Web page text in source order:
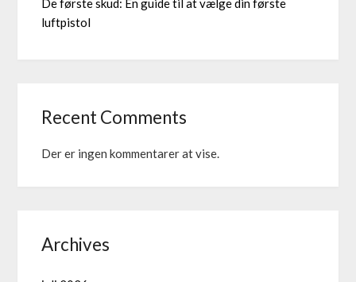
De første skud: En guide til at vælge din første
luftpistol
Recent Comments
Der er ingen kommentarer at vise.
Archives